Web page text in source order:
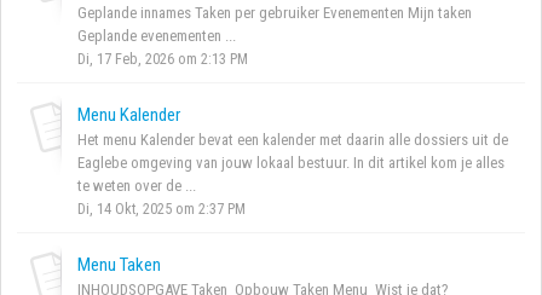
Geplande innames Taken per gebruiker Evenementen Mijn taken
Geplande evenementen ...
Di, 17 Feb, 2026 om 2:13 PM
Menu Kalender
Het menu Kalender bevat een kalender met daarin alle dossiers uit de
Eaglebe omgeving van jouw lokaal bestuur. In dit artikel kom je alles
te weten over de ...
Di, 14 Okt, 2025 om 2:37 PM
Menu Taken
INHOUDSOPGAVE Taken Opbouw Taken Menu Wist je dat?